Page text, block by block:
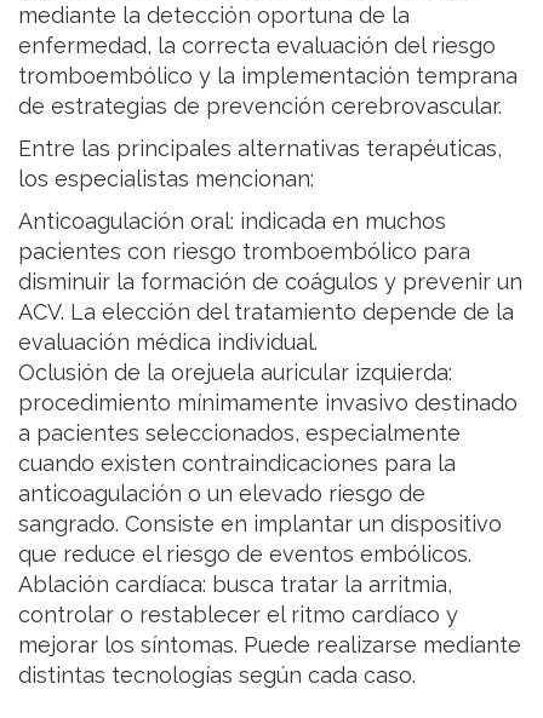
mediante la detección oportuna de la
enfermedad, la correcta evaluación del riesgo
tromboembólico y la implementación temprana
de estrategias de prevención cerebrovascular.
Entre las principales alternativas terapéuticas,
los especialistas mencionan:
Anticoagulación oral: indicada en muchos
pacientes con riesgo tromboembólico para
disminuir la formación de coágulos y prevenir un
ACV. La elección del tratamiento depende de la
evaluación médica individual.
Oclusión de la orejuela auricular izquierda:
procedimiento mínimamente invasivo destinado
a pacientes seleccionados, especialmente
cuando existen contraindicaciones para la
anticoagulación o un elevado riesgo de
sangrado. Consiste en implantar un dispositivo
que reduce el riesgo de eventos embólicos.
Ablación cardíaca: busca tratar la arritmia,
controlar o restablecer el ritmo cardíaco y
mejorar los síntomas. Puede realizarse mediante
distintas tecnologías según cada caso.